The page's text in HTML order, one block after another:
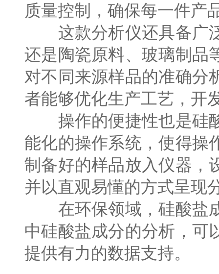
质量控制，确保每一件产
这款分析仪还具备广泛
还是陶瓷原料、玻璃制品
对不同来源样品的准确分
者能够优化生产工艺，开
操作的便捷性也是硅酸
能化的操作系统，使得操
制备好的样品放入仪器，
并以直观易懂的方式呈现
在环保领域，硅酸盐成
中硅酸盐成分的分析，可
提供有力的数据支持。